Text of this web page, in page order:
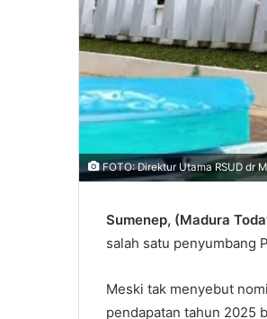
FOTO: Direktur Utama RSUD dr
Sumenep, (Madura
salah satu penyumbang
Meski tak menyebut
pendapatan tahun 2025